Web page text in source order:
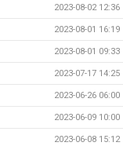
2023-08-02 12:36
2023-08-01 16:19
2023-08-01 09:33
2023-07-17 14:25
2023-06-26 06:00
2023-06-09 10:00
2023-06-08 15:12